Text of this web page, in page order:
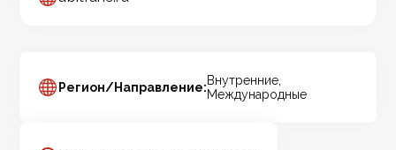
Регион/Направление:Внутренние,
Международные